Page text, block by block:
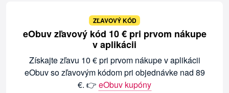
ZĽAVOVÝ KÓD
eObuv zľavový kód 10 € pri prvom nákupe
v aplikácii
Získajte zľavu 10 € pri prvom nákupe v aplikácii
eObuv so zľavovým kódom pri objednávke nad 89
€. 👉 eObuv kupóny